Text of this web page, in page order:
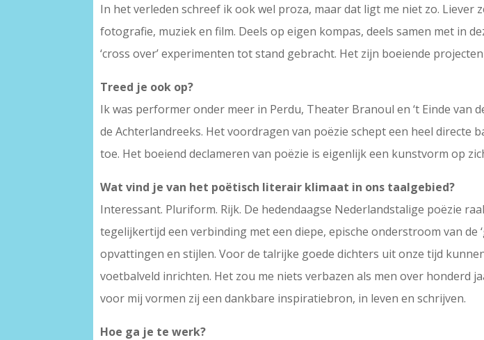
In het verleden schreef ik ook wel proza, maar dat ligt me niet zo.
fotografie, muziek en film. Deels op eigen kompas, deels samen met in
‘cross over’ experimenten tot stand gebracht. Het zijn boeiende
Treed je ook op?
Ik was performer onder meer in Perdu, Theater Branoul en ‘t Einde
de Achterlandreeks. Het voordragen van poëzie schept een heel directe
toe. Het boeiend declameren van poëzie is eigenlijk een kunstvorm op
Wat vind je van het poëtisch literair klimaat in ons taalgebied?
Interessant. Pluriform. Rijk. De hedendaagse Nederlandstalige poëzie
tegelijkertijd een verbinding met een diepe, epische onderstroom van de
opvattingen en stijlen. Voor de talrijke goede dichters uit onze tijd
voetbalveld inrichten. Het zou me niets verbazen als men over honderd
voor mij vormen zij een dankbare inspiratiebron, in leven en schrijven.
Hoe ga je te werk?